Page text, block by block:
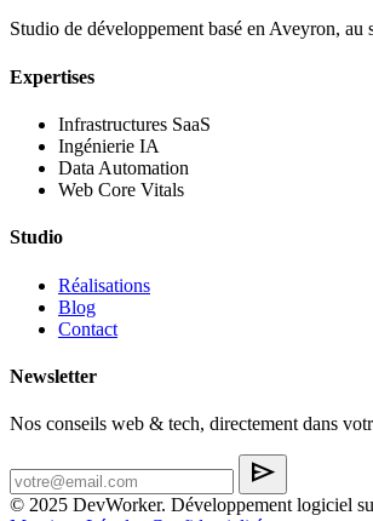
Studio de développement basé en Aveyron,
Expertises
Infrastructures SaaS
Ingénierie IA
Data Automation
Web Core Vitals
Studio
Réalisations
Blog
Contact
Newsletter
Nos conseils web & tech, directement dans
send
© 2025 DevWorker. Développement logiciel